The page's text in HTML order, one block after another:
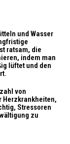
und Wasser
ratsam, die
indem man
lüftet und den
von
Herzkrankheiten,
Stressoren
zu